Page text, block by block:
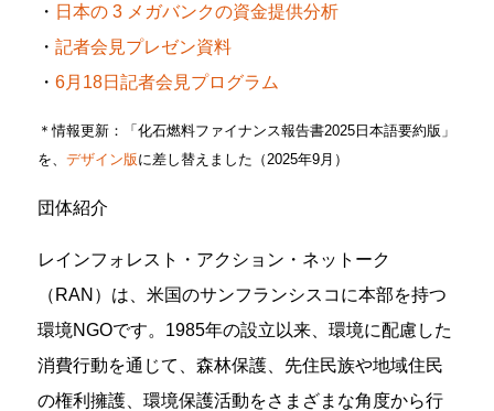
・ 日本の 3 メガバンクの資金提供分析
・ 記者会見プレゼン資料
・ 6月18日記者会見プログラム
＊情報更新：「化石燃料ファイナンス報告書2025日本語要約版」
を、 デザイン版に差し替えました（2025年9月）
団体紹介
レインフォレスト・アクション・ネットーク
（RAN）は、米国のサンフランシスコに本部を持つ
環境NGOです。1985年の設立以来、環境に配慮した
消費行動を通じて、森林保護、先住民族や地域住民
の権利擁護、環境保護活動をさまざまな角度から行